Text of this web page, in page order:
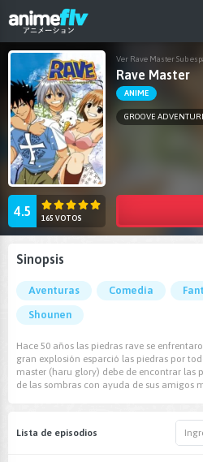
Ver Rave Master Sub
Rave Master
ANIME
GROOVE
4.5 165 VOTOS
Sinopsis
Aventuras Comedia
Shounen
Hace 50 años las piedras rave se
gran explosión esparció las piedras por
master (haru glory) debe de encontrar las
de las sombras con ayuda de sus amigos
Lista de episodios